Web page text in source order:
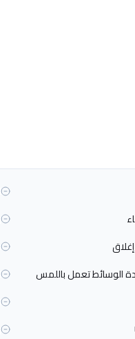
الوسائط تعمل باللمس